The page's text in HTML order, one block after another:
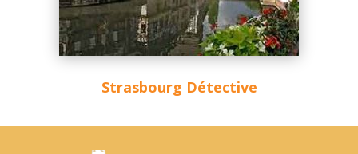
Strasbourg Détective